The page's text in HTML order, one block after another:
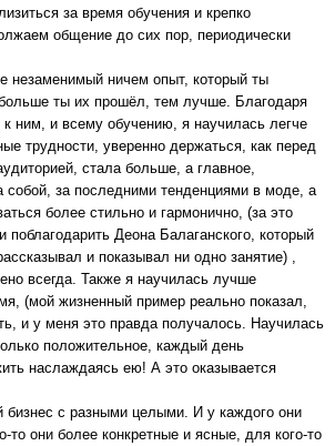
за время обучения и крепко
общение до сих пор, периодически
незаменимый ничем опыт, который ты
ты их прошёл, тем лучше. Благодаря
к ним, и всему обучению, я научилась легче
трудности, уверенно держаться, как перед
стала больше, а главное,
собой, за последними тенденциями в моде, а
более стильно и гармонично, (за это
поблагодарить Деона Балаганского, который
и показывал ни одно занятие) ,
всегда. Также я научилась лучше
(мой жизненный пример реально показал,
и у меня это правда получалось. Научилась
положительное, каждый день
наслаждаясь ею! А это оказывается
бизнес с разными целыми. И у каждого они
то они более конкретные и ясные, для кого-то